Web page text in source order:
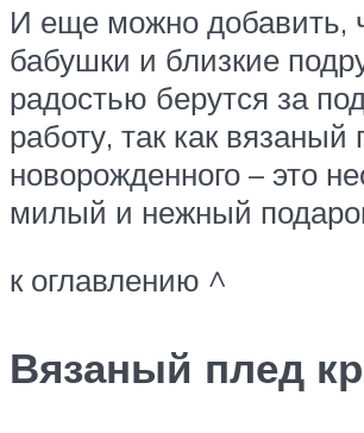
И еще можно добавить,
бабушки и близкие
радостью берутся за
работу, так как вязаный
новорожденного – это
милый и нежный
к оглавлению ^
Вязаный плед